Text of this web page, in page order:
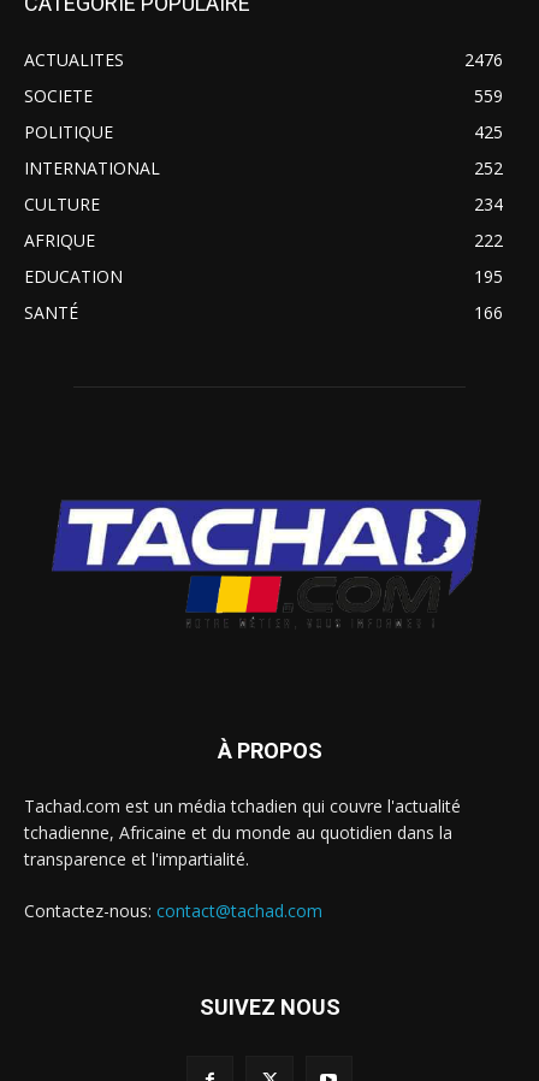
ACTUALITES
2476
SOCIETE
559
POLITIQUE
425
INTERNATIONAL
252
CULTURE
234
AFRIQUE
222
EDUCATION
195
SANTÉ
166
À PROPOS
Tachad.com est un média tchadien qui couvre l'actualité
tchadienne, Africaine et du monde au quotidien dans la
transparence et l'impartialité.
Contactez-nous: contact@tachad.com
SUIVEZ NOUS